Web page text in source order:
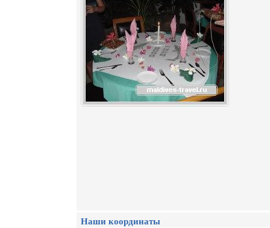
Наши координаты